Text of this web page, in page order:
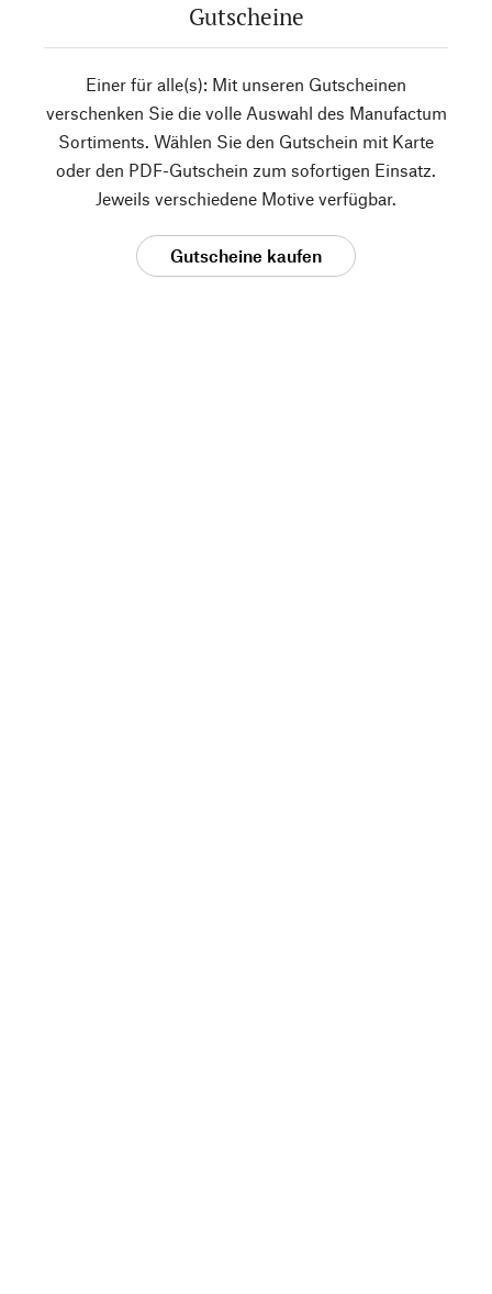
Gutscheine
Einer für alle(s): Mit unseren Gutscheinen
verschenken Sie die volle Auswahl des Manufactum
Sortiments. Wählen Sie den Gutschein mit Karte
oder den PDF-Gutschein zum sofortigen Einsatz.
Jeweils verschiedene Motive verfügbar.
Gutscheine kaufen